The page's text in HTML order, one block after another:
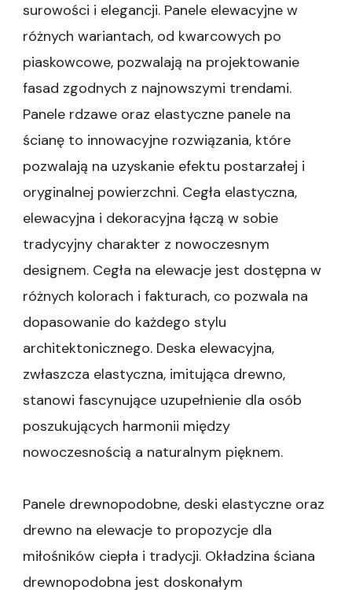
surowości i elegancji. Panele elewacyjne w
różnych wariantach, od kwarcowych po
piaskowcowe, pozwalają na projektowanie
fasad zgodnych z najnowszymi trendami.
Panele rdzawe oraz elastyczne panele na
ścianę to innowacyjne rozwiązania, które
pozwalają na uzyskanie efektu postarzałej i
oryginalnej powierzchni. Cegła elastyczna,
elewacyjna i dekoracyjna łączą w sobie
tradycyjny charakter z nowoczesnym
designem. Cegła na elewacje jest dostępna w
różnych kolorach i fakturach, co pozwala na
dopasowanie do każdego stylu
architektonicznego. Deska elewacyjna,
zwłaszcza elastyczna, imitująca drewno,
stanowi fascynujące uzupełnienie dla osób
poszukujących harmonii między
nowoczesnością a naturalnym pięknem.
Panele drewnopodobne, deski elastyczne oraz
drewno na elewacje to propozycje dla
miłośników ciepła i tradycji. Okładzina ściana
drewnopodobna jest doskonałym